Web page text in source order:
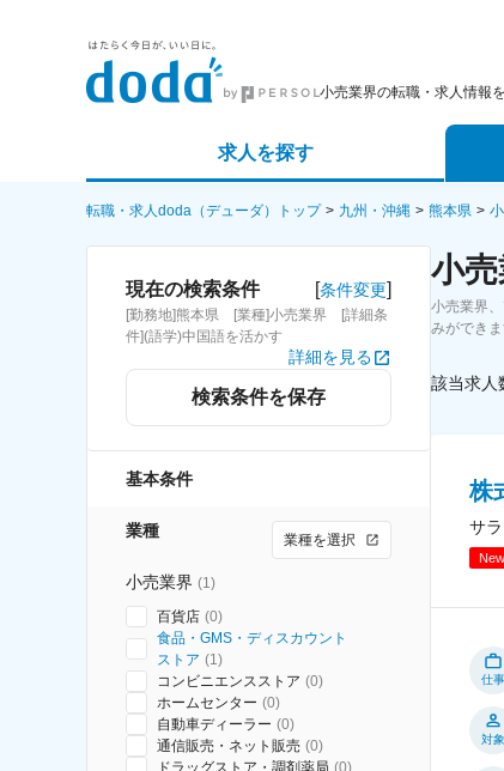
小売業界の転職・求人情報
求人を探す
詳細条件から探す
求人特集から探す
エ
スカ
パ
転職・求人doda（デューダ）トップ 九州・沖縄 熊本県
現在の検索条件 [条件変更]
[勤務地]熊本県 [業種]小売業界 [詳細条
件](語学)中国語を活かす
詳細を見る
検索条件を保存
基本条件
業種 業種を選択
小売業界 (1)
百貨店 (0)
食品・GMS・ディスカウント
ストア (1)
コンビニエンスストア (0)
ホームセンター (0)
自動車ディーラー (0)
通信販売・ネット販売 (0)
ドラッグストア・調剤薬局 (0)
小
小売業界
みができま
該当求人
株
サ
New
仕事
対象